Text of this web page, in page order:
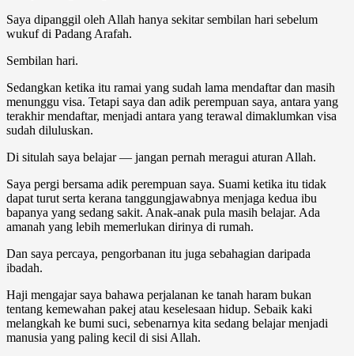
Saya dipanggil oleh Allah hanya sekitar sembilan hari sebelum
wukuf di Padang Arafah.
Sembilan hari.
Sedangkan ketika itu ramai yang sudah lama mendaftar dan masih
menunggu visa. Tetapi saya dan adik perempuan saya, antara yang
terakhir mendaftar, menjadi antara yang terawal dimaklumkan visa
sudah diluluskan.
Di situlah saya belajar — jangan pernah meragui aturan Allah.
Saya pergi bersama adik perempuan saya. Suami ketika itu tidak
dapat turut serta kerana tanggungjawabnya menjaga kedua ibu
bapanya yang sedang sakit. Anak-anak pula masih belajar. Ada
amanah yang lebih memerlukan dirinya di rumah.
Dan saya percaya, pengorbanan itu juga sebahagian daripada
ibadah.
Haji mengajar saya bahawa perjalanan ke tanah haram bukan
tentang kemewahan pakej atau keselesaan hidup. Sebaik kaki
melangkah ke bumi suci, sebenarnya kita sedang belajar menjadi
manusia yang paling kecil di sisi Allah.